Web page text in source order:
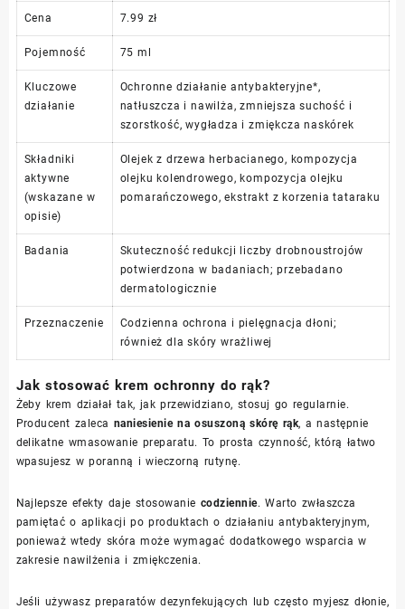
Cena 7.99 zł
Pojemność 75 ml
Kluczowe
działanie
Ochronne działanie antybakteryjne*,
natłuszcza i nawilża, zmniejsza suchość i
szorstkość, wygładza i zmiękcza naskórek
Składniki
aktywne
(wskazane w
opisie)
Olejek z drzewa herbacianego, kompozycja
olejku kolendrowego, kompozycja olejku
pomarańczowego, ekstrakt z korzenia tataraku
Badania
Skuteczność redukcji liczby drobnoustrojów
potwierdzona w badaniach; przebadano
dermatologicznie
Przeznaczenie
Codzienna ochrona i pielęgnacja dłoni;
również dla skóry wrażliwej
Jak stosować krem ochronny do rąk?
Żeby krem działał tak, jak przewidziano, stosuj go regularnie.
Producent zaleca naniesienie na osuszoną skórę rąk, a następnie
delikatne wmasowanie preparatu. To prosta czynność, którą łatwo
wpasujesz w poranną i wieczorną rutynę.
Najlepsze efekty daje stosowanie codziennie. Warto zwłaszcza
pamiętać o aplikacji po produktach o działaniu antybakteryjnym,
ponieważ wtedy skóra może wymagać dodatkowego wsparcia w
zakresie nawilżenia i zmiękczenia.
Jeśli używasz preparatów dezynfekujących lub często myjesz dłonie,